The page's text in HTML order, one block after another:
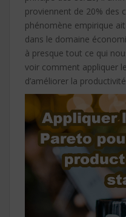
proviennent de 20% des
phénomène empirique
dans le domaine
à presque tout ce qui
voir comment appliquer
d’améliorer la